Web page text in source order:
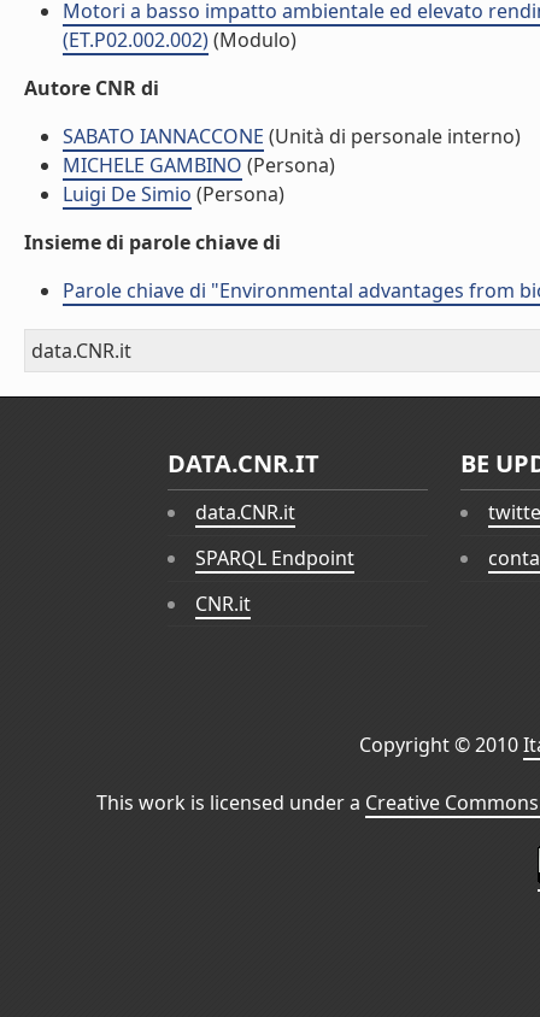
Motori a basso impatto ambientale ed elevato
(ET.P02.002.002)(Modulo)
Autore CNR di
SABATO IANNACCONE (Unità di personale interno)
MICHELE GAMBINO (Persona)
Luigi De Simio (Persona)
Insieme di parole chiave di
Parole chiave di "Environmental advantages from
data.CNR.it
DATA.CNR.IT
data.CNR.it
SPARQL Endpoint
CNR.it
BE
Copyright © 2010
This work is licensed under a Creative